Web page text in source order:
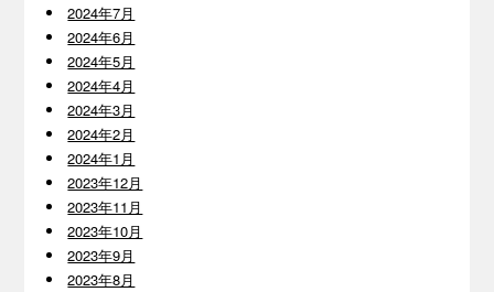
2024年7月
2024年6月
2024年5月
2024年4月
2024年3月
2024年2月
2024年1月
2023年12月
2023年11月
2023年10月
2023年9月
2023年8月